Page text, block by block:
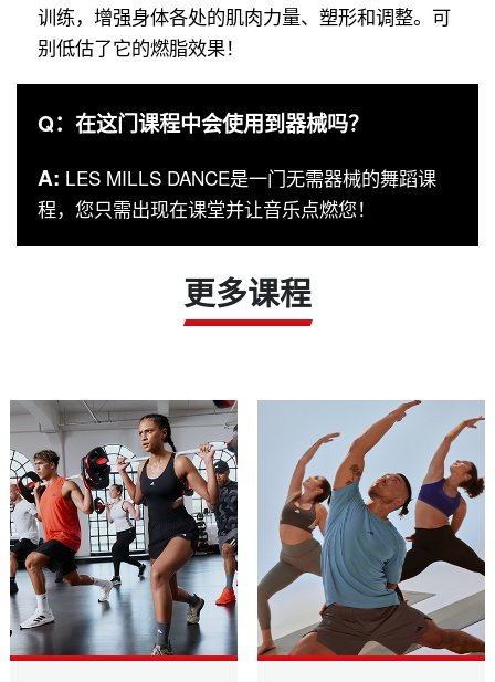
训练，增强身体各处的肌肉力量、塑形和调整。可
别低估了它的燃脂效果！
Q：在这门课程中会使用到器械吗？
A: LES MILLS DANCE是一门无需器械的舞蹈课
程，您只需出现在课堂并让音乐点燃您！
更多课程